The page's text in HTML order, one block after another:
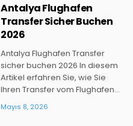
Antalya Flughafen
Transfer Sicher Buchen
2026
Antalya Flughafen Transfer
sicher buchen 2026 In diesem
Artikel erfahren Sie, wie Sie
Ihren Transfer vom Flughafen…
Mayıs 8, 2026